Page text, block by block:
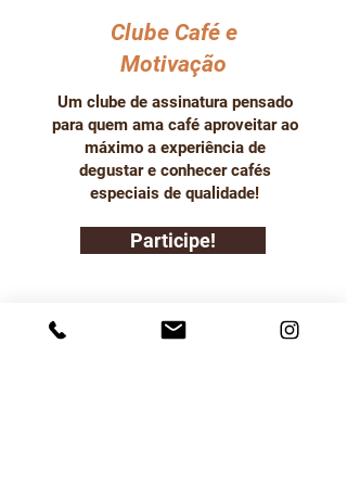
Clube Café e
Motivação
Um clube de assinatura pensado
para quem ama café aproveitar ao
máximo a experiência de
degustar e conhecer cafés
especiais de qualidade!
Participe!